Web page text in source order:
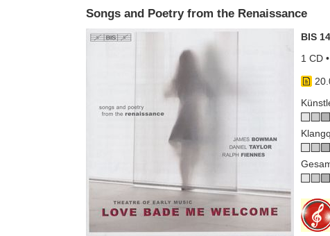
Songs and Poetry from the Renaissance
BIS
1 CD